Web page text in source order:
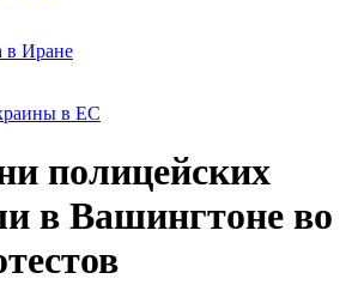
в Иране
в ЕС
полицейских
в Вашингтоне во